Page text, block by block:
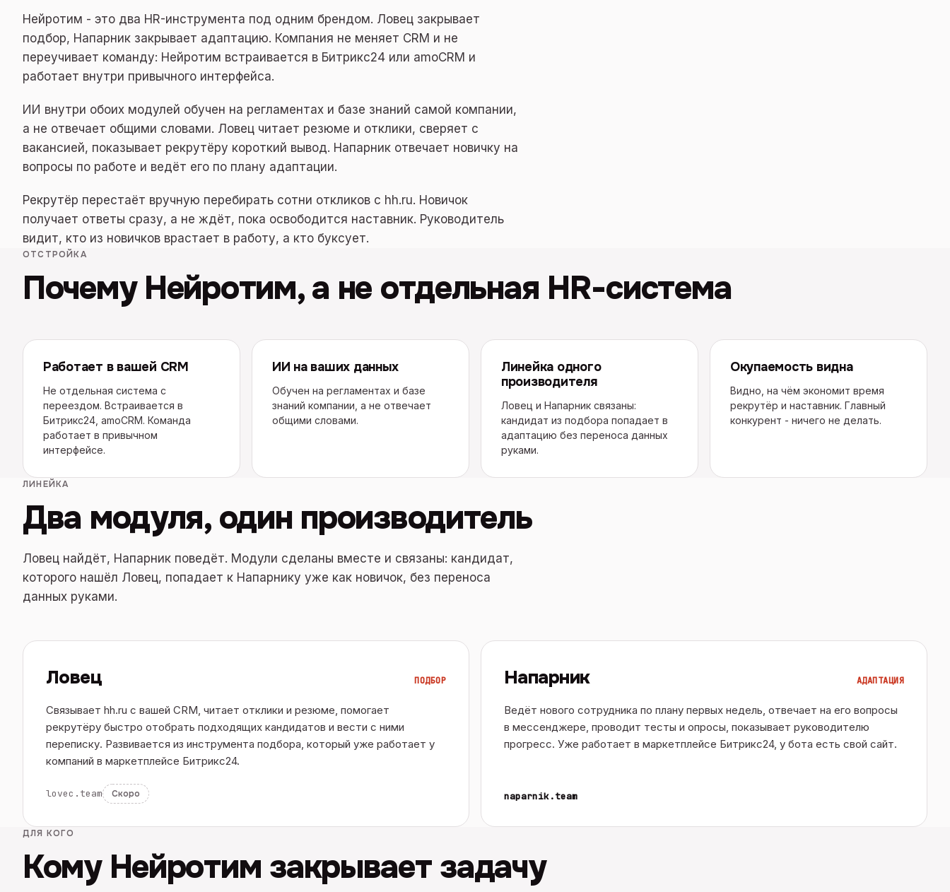
Нейротим - это два HR-инструмента под одним брендом. Ловец закрывает
подбор, Напарник закрывает адаптацию. Компания не меняет CRM и не
переучивает команду: Нейротим встраивается в Битрикс24 или amoCRM и
работает внутри привычного интерфейса.
ИИ внутри обоих модулей обучен на регламентах и базе знаний самой компании,
а не отвечает общими словами. Ловец читает резюме и отклики, сверяет с
вакансией, показывает рекрутёру короткий вывод. Напарник отвечает новичку на
вопросы по работе и ведёт его по плану адаптации.
Рекрутёр перестаёт вручную перебирать сотни откликов с hh.ru. Новичок
получает ответы сразу, а не ждёт, пока освободится наставник. Руководитель
видит, кто из новичков врастает в работу, а кто буксует.
ОТСТРОЙКА
Почему Нейротим, а не отдельная HR-система
Работает в вашей CRM
Не отдельная система с
переездом. Встраивается в
Битрикс24, amoCRM. Команда
работает в привычном
интерфейсе.
ИИ на ваших данных
Обучен на регламентах и базе
знаний компании, а не отвечает
общими словами.
Линейка одного
производителя
Ловец и Напарник связаны:
кандидат из подбора попадает в
адаптацию без переноса данных
руками.
Окупаемость видна
Видно, на чём экономит время
рекрутёр и наставник. Главный
конкурент - ничего не делать.
ЛИНЕЙКА
Два модуля, один производитель
Ловец найдёт, Напарник поведёт. Модули сделаны вместе и связаны: кандидат,
которого нашёл Ловец, попадает к Напарнику уже как новичок, без переноса
данных руками.
Ловец ПОДБОР
Связывает hh.ru с вашей CRM, читает отклики и резюме, помогает
рекрутёру быстро отобрать подходящих кандидатов и вести с ними
переписку. Развивается из инструмента подбора, который уже работает у
компаний в маркетплейсе Битрикс24.
lovec.team Скоро
Напарник АДАПТАЦИЯ
Ведёт нового сотрудника по плану первых недель, отвечает на его вопросы
в мессенджере, проводит тесты и опросы, показывает руководителю
прогресс. Уже работает в маркетплейсе Битрикс24, у бота есть свой сайт.
naparnik.team
ДЛЯ КОГО
Кому Нейротим закрывает задачу